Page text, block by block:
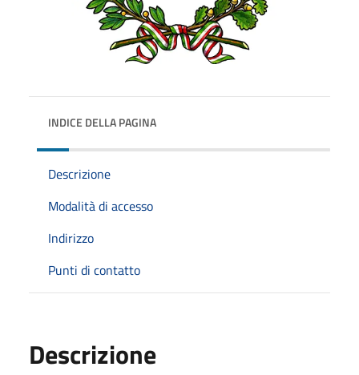
INDICE DELLA PAGINA
Descrizione
Modalità di accesso
Indirizzo
Punti di contatto
Descrizione